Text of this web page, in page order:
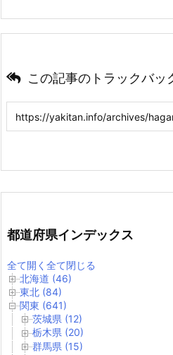
この記事のトラックバッ
都道府県インデックス
全て開く 全て閉じる
北海道 (46)
東北 (84)
関東 (641)
茨城県 (12)
栃木県 (20)
群馬県 (15)